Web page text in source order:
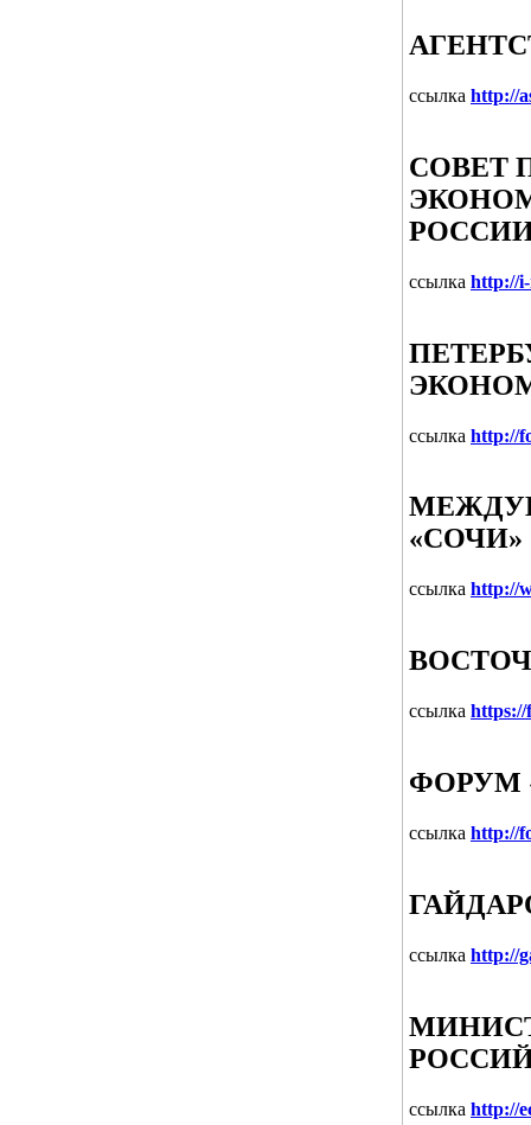
ссылка http://
СОВЕТ
ссылка http://
ссылка http://
«СОЧИ»
ссылка http://
ссылка
ФОРУМ
ссылка http://
ссылка http://
ссылка http://